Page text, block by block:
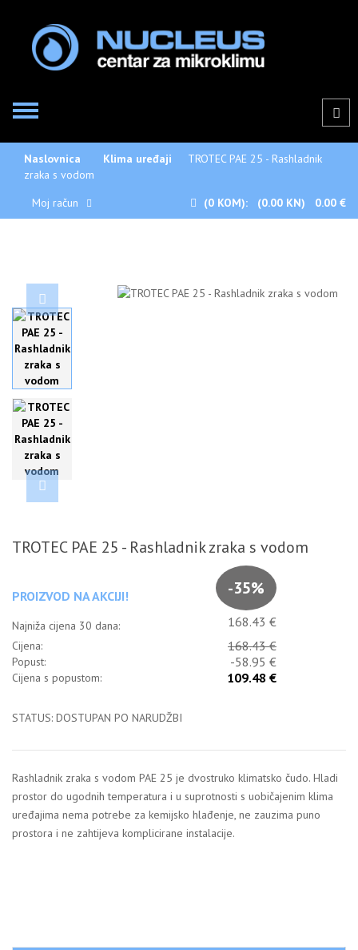
Naslovnica Klima uređaji
TROTEC PAE 25 - Rashladnik
zraka s vodom
(0 KOM): (0.00 KN) 0.00 €
Moj račun
TROTEC PAE 25 - Rashladnik zraka s vodom
PROIZVOD NA AKCIJI! -35%
Najniža cijena 30 dana: 168.43 €
Cijena: 168.43 €
Popust: -58.95 €
Cijena s popustom: 109.48 €
STATUS: DOSTUPAN PO NARUDŽBI
Rashladnik zraka s vodom PAE 25 je dvostruko klimatsko čudo. Hladi
prostor do ugodnih temperatura i u suprotnosti s uobičajenim klima
uređajima nema potrebe za kemijsko hlađenje, ne zauzima puno
prostora i ne zahtijeva komplicirane instalacije.